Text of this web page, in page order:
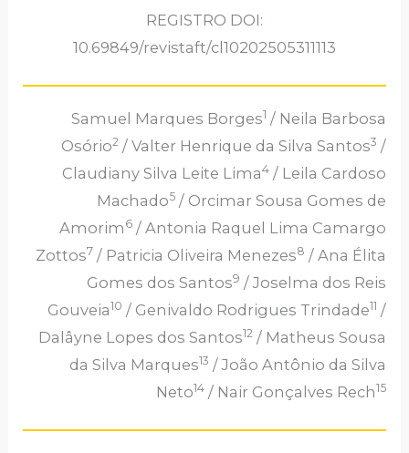
REGISTRO DOI:
10.69849/revistaft/cl10202505311113
Samuel Marques Borges1 / Neila Barbosa
Osório2/ Valter Henrique da Silva Santos3 /
Claudiany Silva Leite Lima4/ Leila Cardoso
Machado5/ Orcimar Sousa Gomes de
Amorim 6/ Antonia Raquel Lima Camargo
Zottos7 / Patricia Oliveira Menezes8 / Ana Élita
Gomes dos Santos9 / Joselma dos Reis
Gouveia10 / Genivaldo Rodrigues Trindade11 /
Dalâyne Lopes dos Santos12/ Matheus Sousa
da Silva Marques13 / João Antônio da Silva
Neto14/ Nair Gonçalves Rech15